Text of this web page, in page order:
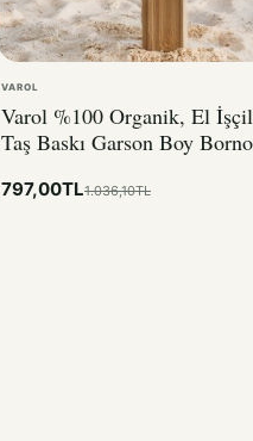
Varol %100 Organik, El
Taş Baskı Garson Boy
Bisiklet
797,00TL 1.036,10TL